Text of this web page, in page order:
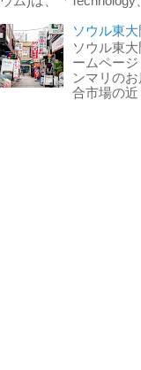
ソウル東
ソウル東
ームペー
ンマリの
合市場の